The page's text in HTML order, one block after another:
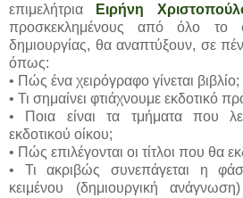
επιμελήτρια
Ειρήνη
προσκεκλημένους από όλο το
δημιουργίας, θα αναπτύξουν, σε
όπως:
• Πώς ένα χειρόγραφο γίνεται βιβλίο;
• Τι σημαίνει φτιάχνουμε εκδοτικό
• Ποια είναι τα τμήματα που
εκδοτικού οίκου;
• Πώς επιλέγονται οι τίτλοι που θα
• Τι ακριβώς συνεπάγεται η
κειμένου (δημιουργική